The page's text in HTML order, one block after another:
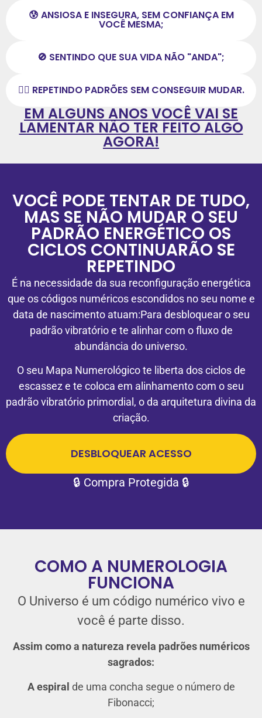
😰 ANSIOSA E INSEGURA, SEM CONFIANÇA EM
VOCÊ MESMA;
🚫 SENTINDO QUE SUA VIDA NÃO "ANDA";
😵‍💫 REPETINDO PADRÕES SEM CONSEGUIR MUDAR.
EM ALGUNS ANOS VOCÊ VAI SE
LAMENTAR NÃO TER FEITO ALGO
AGORA!
VOCÊ PODE TENTAR DE TUDO,
MAS SE NÃO MUDAR O SEU
PADRÃO ENERGÉTICO OS
CICLOS CONTINUARÃO SE
REPETINDO
É na necessidade da sua reconfiguração energética
que os códigos numéricos escondidos no seu nome e
data de nascimento atuam:Para desbloquear o seu
padrão vibratório e te alinhar com o fluxo de
abundância do universo.
O seu Mapa Numerológico te liberta dos ciclos de
escassez e te coloca em alinhamento com o seu
padrão vibratório primordial, o da arquitetura divina da
criação.
DESBLOQUEAR ACESSO
🔒 Compra Protegida 🔒
COMO A NUMEROLOGIA
FUNCIONA
O Universo é um código numérico vivo e
você é parte disso.
Assim como a natureza revela padrões numéricos
sagrados:
A espiral de uma concha segue o número de
Fibonacci;